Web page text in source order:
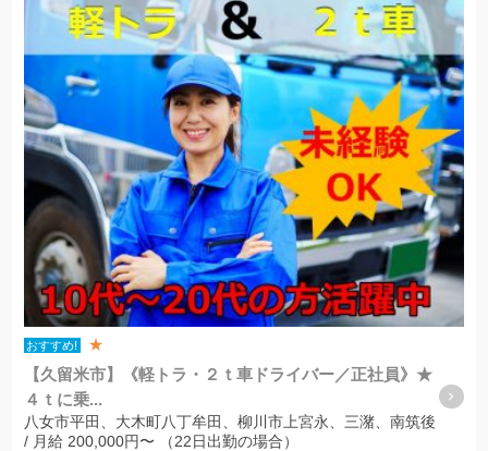
おすすめ! ★
【久留米市】《軽トラ・２ｔ車ドライバー／正社員》★
４ｔに乗...
八女市平田、大木町八丁牟田、柳川市上宮永、三潴、南筑後
/ 月給 200,000円〜 （22日出勤の場合）